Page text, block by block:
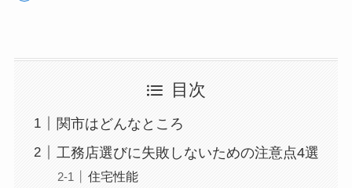
目次
関市はどんなところ
工務店選びに失敗しないための注意点4選
住宅性能